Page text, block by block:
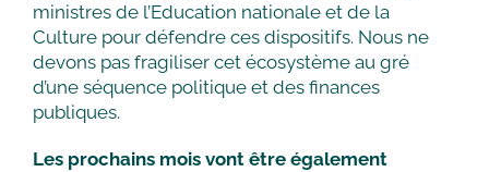
ministres de l’Education nationale et de la
Culture pour défendre ces dispositifs. Nous ne
devons pas fragiliser cet écosystème au gré
d’une séquence politique et des finances
publiques.
Les prochains mois vont être également